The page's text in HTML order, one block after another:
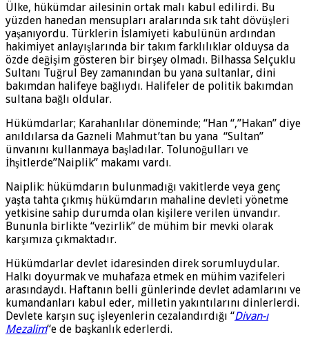
Ülke, hükümdar ailesinin ortak malı kabul edilirdi. Bu
yüzden hanedan mensupları aralarında sık taht dövüşleri
yaşanıyordu. Türklerin İslamiyeti kabulünün ardından
hakimiyet anlayışlarında bir takım farklılıklar olduysa da
özde değişim gösteren bir birşey olmadı. Bilhassa Selçuklu
Sultanı Tuğrul Bey zamanından bu yana sultanlar, dini
bakımdan halifeye bağlıydı. Halifeler de politik bakımdan
sultana bağlı oldular.
Hükümdarlar; Karahanlılar döneminde; “Han “,”Hakan” diye
anıldılarsa da Gazneli Mahmut’tan bu yana “Sultan”
ünvanını kullanmaya başladılar. Tolunoğulları ve
İhşitlerde”Naiplik” makamı vardı.
Naiplik: hükümdarın bulunmadığı vakitlerde veya genç
yaşta tahta çıkmış hükümdarın mahaline devleti yönetme
yetkisine sahip durumda olan kişilere verilen ünvandır.
Bununla birlikte “vezirlik” de mühim bir mevki olarak
karşımıza çıkmaktadır.
Hükümdarlar devlet idaresinden direk sorumluydular.
Halkı doyurmak ve muhafaza etmek en mühim vazifeleri
arasındaydı. Haftanın belli günlerinde devlet adamlarını ve
kumandanları kabul eder, milletin yakıntılarını dinlerlerdi.
Devlete karşın suç işleyenlerin cezalandırdığı “Divan-ı
Mezalim“e de başkanlık ederlerdi.